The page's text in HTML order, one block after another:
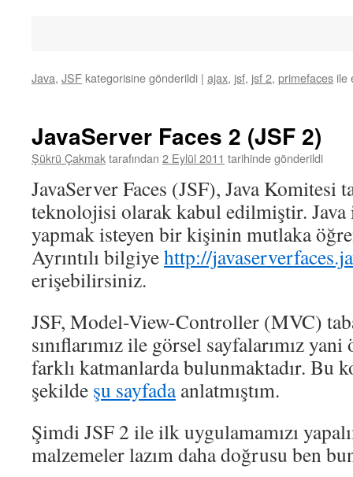
Java, JSF kategorisine gönderildi | ajax, jsf, jsf 2, primefaces ile
JavaServer Faces 2 (JSF 2)
Şükrü Çakmaktarafından 2 Eylül 2011 tarihinde gönderildi
JavaServer Faces (JSF), Java Komitesi
teknolojisi olarak kabul edilmiştir. Java
yapmak isteyen bir kişinin mutlaka
Ayrıntılı bilgiyehttp://
erişebilirsiniz.
JSF, Model-View-Controller (MVC)
sınıflarımız ile görsel sayfalarımız
farklı katmanlarda bulunmaktadır. Bu
şekilde şu sayfadaanlatmıştım.
Şimdi JSF 2 ile ilk uygulamamızı
malzemeler lazım daha doğrusu ben